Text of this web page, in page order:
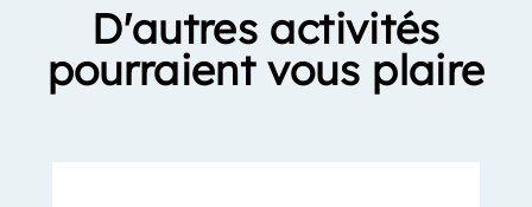
D'autres activités
pourraient vous plaire